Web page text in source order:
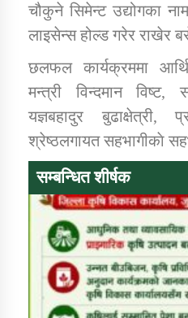
चौकुने सिमेन्ट उद्योगका
लाइसेन्स होल्ड गरेर राखेर
छलफल कार्यक्रममा
मन्त्री विन्दमान विष्ट,
यज्ञबहादुर
श्रेष्ठलगायत सहभागीकाे
सम्बन्धित शीर्षक